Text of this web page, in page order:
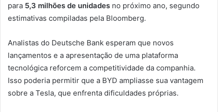
para 5,3 milhões de unidades no próximo ano, segundo
estimativas compiladas pela Bloomberg.
Analistas do Deutsche Bank esperam que novos
lançamentos e a apresentação de uma plataforma
tecnológica reforcem a competitividade da companhia.
Isso poderia permitir que a BYD ampliasse sua vantagem
sobre a Tesla, que enfrenta dificuldades próprias.